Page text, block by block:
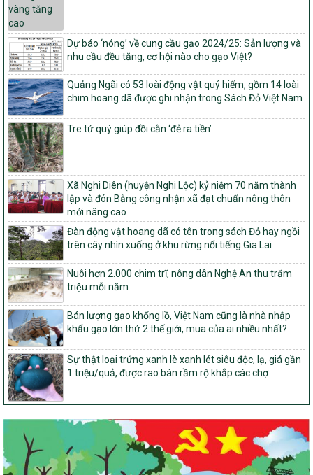
Quyết định số 16/2026/QĐ-TTg
Quy định nguyên tắc, tiêu chí, định mức phân bổ ngân sách trung
ương và tỉ lệ vốn đối ứng ngân sách của địa phương thực hiện
Chương trình mục tiêu quốc gia xây dựng nông thôn mới, giảm
nghèo bền vững và phát triển kinh tế – xã hội vùng đồng bào dân
tộc thiểu số và miền núi giai đoạn 2026 – 2030
1451/QĐ-UBND
Phê duyệt danh sách các xã thuộc nhóm 1, nhóm 2, nhóm 3
trong xây dựng nông thôn mới giai đoạn 2026-2030 trên địa bàn
tỉnh Nghệ An
103/PTNT-NTM
Về việc đăng ký thực hiện Dự án liên kết theo chuỗi giá trị thuộc
Dự án 2 – Chương trình Mục tiêu quốc gia Giảm nghèo bền vững
giai đoạn 2021-2025 được kéo dài sang năm 2026
827/QĐ-BNNMT
Quyết định Ban hành Kế hoạch triển khai thực hiện Chương trình
mục tiêu quốc gia xây dựng nông thôn mới, giảm nghèo bền
vững và phát triển kinh tế – xã hội vùng đồng bào dân tộc thiểu
số và miền núi giai đoạn 2026-2035, giai đoạn I: Từ năm 2026
đến năm 2030
14/2026/TT-BNNMT
Hướng dẫn thực hiện một số nội dung tiêu chí, điều kiện thuộc Bộ
tiêu chí quốc gia về nông thôn mới giai đoạn 2026 – 2030 thuộc
phạm vi quản lý nhà nước của Bộ Nông nghiệp và Môi trường
417/QĐ-BNNMT
Phê duyệt Chương trình mục tiêu quốc gia xây dựng nông thôn
mới, giảm nghèo bền vững và phát triển kinh tế – xã hội vùng
đoạn I: Từ năm 2026 đến năm 2030
Nghị quyết số 08/2026/NQ-HĐND
Quy định nguyên tắc, tiêu chí, định mức phân bổ ngân sách trung
Dự báo ‘nóng’ về cung cầu gạo 2024/25: Sản lượng và
nhu cầu đều tăng, cơ hội nào cho gạo Việt?
Quảng Ngãi có 53 loài động vật quý hiếm, gồm 14 loài
chim hoang dã được ghi nhận trong Sách Đỏ Việt Nam
Tre tứ quý giúp đồi cằn ‘đẻ ra tiền’
Xã Nghi Diên (huyện Nghi Lộc) kỷ niệm 70 năm thành
lập và đón Bằng công nhận xã đạt chuẩn nông thôn
mới nâng cao
Đàn động vật hoang dã có tên trong sách Đỏ hay ngồi
trên cây nhìn xuống ở khu rừng nổi tiếng Gia Lai
Nuôi hơn 2.000 chim trĩ, nông dân Nghệ An thu trăm
triệu mỗi năm
Bán lượng gạo khổng lồ, Việt Nam cũng là nhà nhập
khẩu gạo lớn thứ 2 thế giới, mua của ai nhiều nhất?
Sự thật loại trứng xanh lè xanh lét siêu độc, lạ, giá gần
1 triệu/quả, được rao bán rầm rộ khắp các chợ